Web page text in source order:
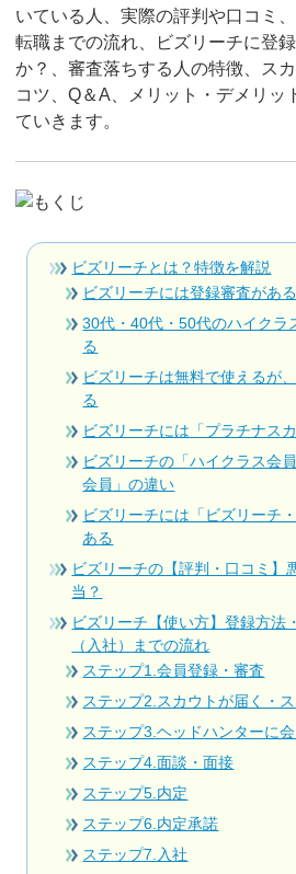
いている人、実際の評判や口コミ
転職までの流れ、ビズリーチに登
か？、審査落ちする人の特徴、ス
コツ、Q＆A、メリット・デメリッ
ていきます。
ビズリーチとは？特徴を解説
ビズリーチには登録審査がある
30代・40代・50代のハイクラ
る
ビズリーチは無料で使えるが
る
ビズリーチには「プラチナス
ビズリーチの「ハイクラス会
会員」の違い
ビズリーチには「ビズリーチ
ある
ビズリーチの【評判・口コミ】
当？
ビズリーチ【使い方】登録方法
（入社）までの流れ
ステップ1.会員登録・審査
ステップ2.スカウトが届く・
ステップ3.ヘッドハンターに会
ステップ4.面談・面接
ステップ5.内定
ステップ6.内定承諾
ステップ7.入社